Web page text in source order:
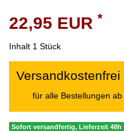
22,95 EUR *
Inhalt 1 Stück
für alle Bestellungen
Sofort versandfertig, Lieferzeit 48h